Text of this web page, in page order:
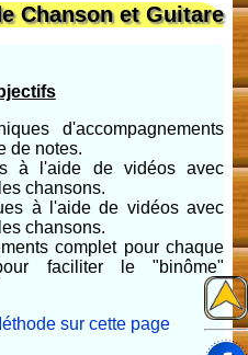
Chanson et Guitare
d'accompagnements
de notes.
à l'aide de vidéos avec
chansons.
à l'aide de vidéos avec
chansons.
complet pour chaque
faciliter le "binôme"
sur cette page